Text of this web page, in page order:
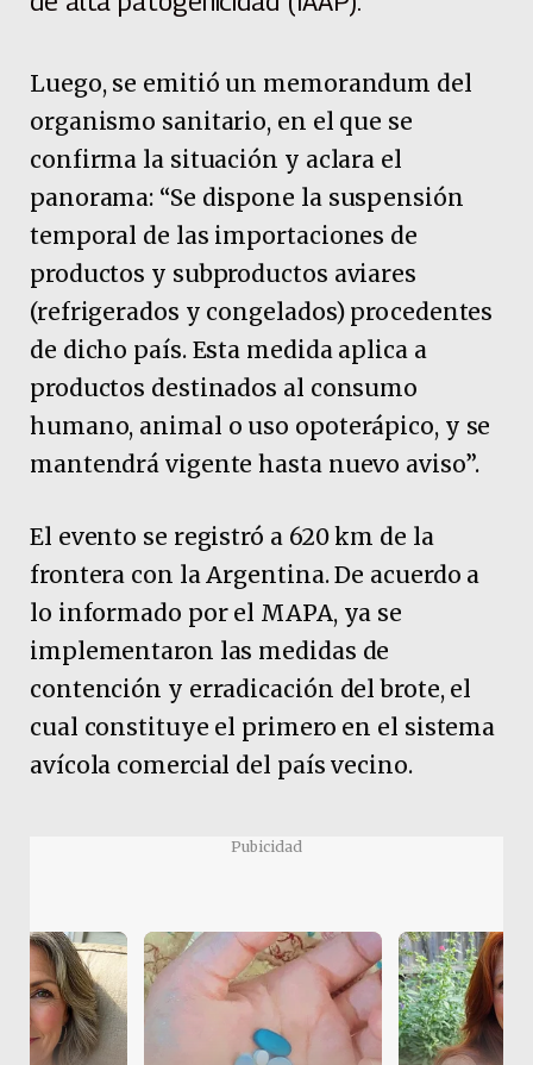
Luego, se emitió un memorandum del
organismo sanitario, en el que se
confirma la situación y aclara el
panorama: “Se dispone la suspensión
temporal de las importaciones de
productos y subproductos aviares
(refrigerados y congelados) procedentes
de dicho país. Esta medida aplica a
productos destinados al consumo
humano, animal o uso opoterápico, y se
mantendrá vigente hasta nuevo aviso”.
El evento se registró a 620 km de la
frontera con la Argentina. De acuerdo a
lo informado por el MAPA, ya se
implementaron las medidas de
contención y erradicación del brote, el
cual constituye el primero en el sistema
avícola comercial del país vecino.
Pubicidad